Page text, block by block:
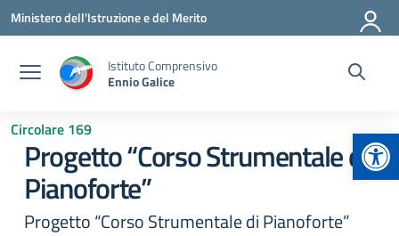
Vai ai contenuti
Vai al menu di navigazione
Vai al footer
Ministero dell'Istruzione e del Merito
Istituto Comprensivo
Ennio Galice
Circolare 169
Progetto “Corso Strumentale di
Pianoforte”
Progetto “Corso Strumentale di Pianoforte”